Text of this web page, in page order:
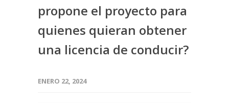
propone el proyecto para
quienes quieran obtener
una licencia de conducir?
ENERO 22, 2024